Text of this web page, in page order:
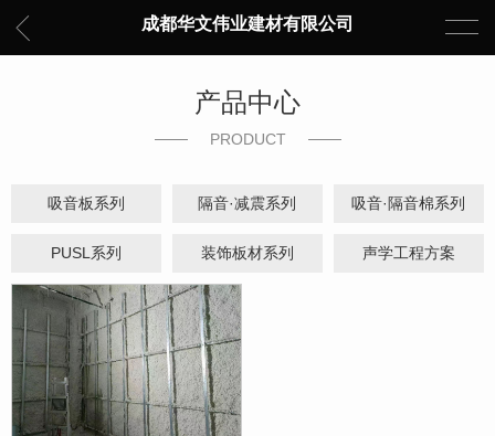
成都华文伟业建材有限公司
产品中心
PRODUCT
吸音板系列 隔音·减震系列 吸音·隔音棉系列
PUSL系列 装饰板材系列 声学工程方案